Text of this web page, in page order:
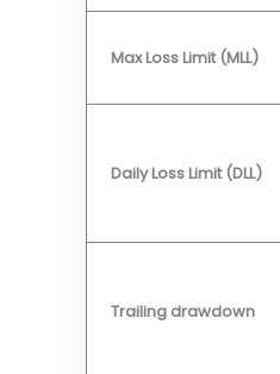
Max Loss Limit (MLL)
Daily Loss Limit (DLL)
Trailing drawdown